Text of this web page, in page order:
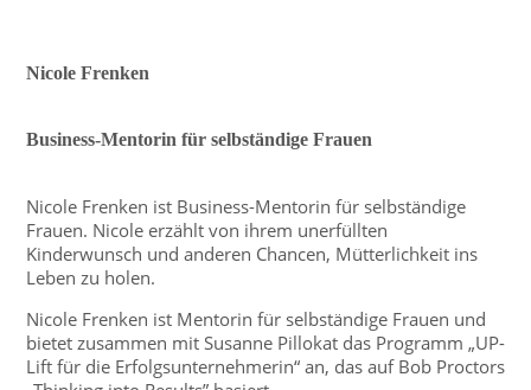
Nicole Frenken
Business-Mentorin für selbständige Frauen
Nicole Frenken ist Business-Mentorin für selbständige
Frauen. Nicole erzählt von ihrem unerfüllten
Kinderwunsch und anderen Chancen, Mütterlichkeit ins
Leben zu holen.
Nicole Frenken ist Mentorin für selbständige Frauen und
bietet zusammen mit Susanne Pillokat das Programm „UP-
Lift für die Erfolgsunternehmerin“ an, das auf Bob Proctors